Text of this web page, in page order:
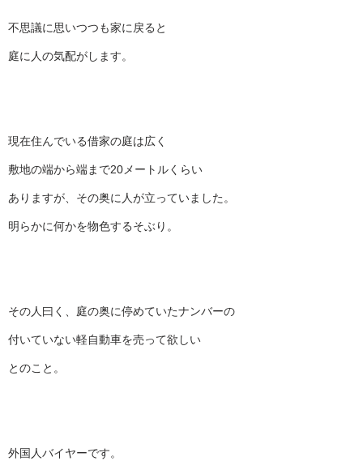
不思議に思いつつも家に戻ると
庭に人の気配がします。
現在住んでいる借家の庭は広く
敷地の端から端まで20メートルくらい
ありますが、その奥に人が立っていました。
明らかに何かを物色するそぶり。
その人曰く、庭の奥に停めていたナンバーの
付いていない軽自動車を売って欲しい
とのこと。
外国人バイヤーです。